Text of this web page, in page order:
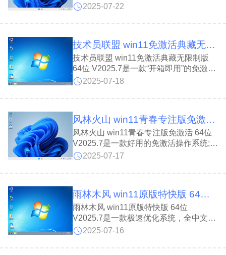
性，局域网共享提速，应用响应更快;电
V2025.7基于微软官方最新镜像深度定
程离线封装杜绝病毒，界面焕然一新，操
作更简，内置智能算法实时优化，让老机
新生、新机飞起。
2025-07-22
技术员联盟 win11免激活典藏无限制版 64位 V2025.7
技术员联盟 win11免激活典藏无限制版
64位 V2025.7是一款“开箱即用”的免激活
系统，技术员联盟 win11免激活典藏无限
双核平台深度调优，自带驱动与性能助
络默认计量，更新需确认，驱动推送不受
影响,稳定优先，数据无忧。
2025-07-18
风林火山 win11青春专注版免激活 64位 V2025.7
风林火山 win11青春专注版免激活 64位
V2025.7是一款好用的免激活操作系统;风
林火山 win11青春专注版免激活 64位
最新驱动，全套运行库与最新补丁一次到
生;在不牺牲性能的前提下，智能调控
CPU 与周边硬件能耗，显著延长电池续
航。
2025-07-17
雨林木风 win11原版特快版 64位 V2025.7
雨林木风 win11原版特快版 64位
V2025.7是一款极速优化系统，全中文界
面零学习门槛;雨林木风 win11原版特快
误删文件;自订工具箱与声音输出节点加
2025-07-16